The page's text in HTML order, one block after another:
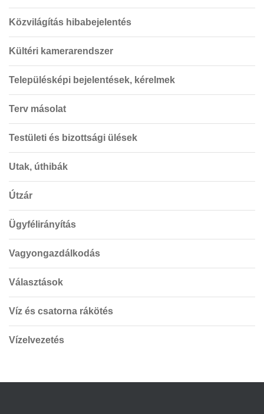
Közvilágítás hibabejelentés
Kültéri kamerarendszer
Településképi bejelentések, kérelmek
Terv másolat
Testületi és bizottsági ülések
Utak, úthibák
Útzár
Ügyfélirányítás
Vagyongazdálkodás
Választások
Víz és csatorna rákötés
Vízelvezetés